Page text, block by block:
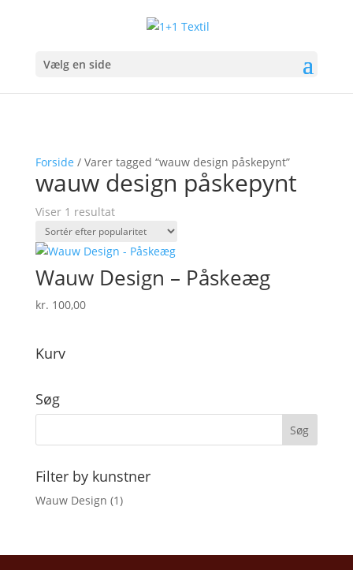
Vælg en side
Forside / Varer tagged “wauw design påskepynt”
wauw design påskepynt
Viser 1 resultat
Wauw Design – Påskeæg
kr. 100,00
Kurv
Søg
Filter by kunstner
Wauw Design (1)